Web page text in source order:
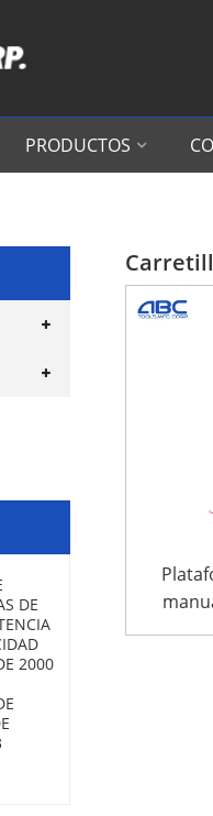
PRODUCTOS
DE
2000